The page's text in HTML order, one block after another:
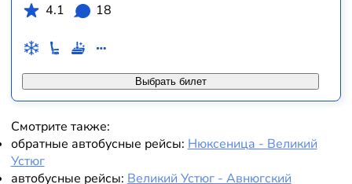
Выбрать билет
4.1
18
Смотрите также:
обратные автобусные рейсы: Нюксеница - Великий
Устюг
автобусные рейсы: Великий Устюг - Авнюгский